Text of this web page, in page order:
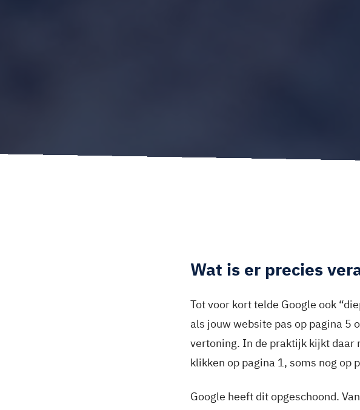
Wat is er precies
Tot voor kort telde Google ook
als jouw website pas op pagina 5
vertoning. In de praktijk kijkt
klikken op pagina 1, soms nog op
Google heeft dit opgeschoond.